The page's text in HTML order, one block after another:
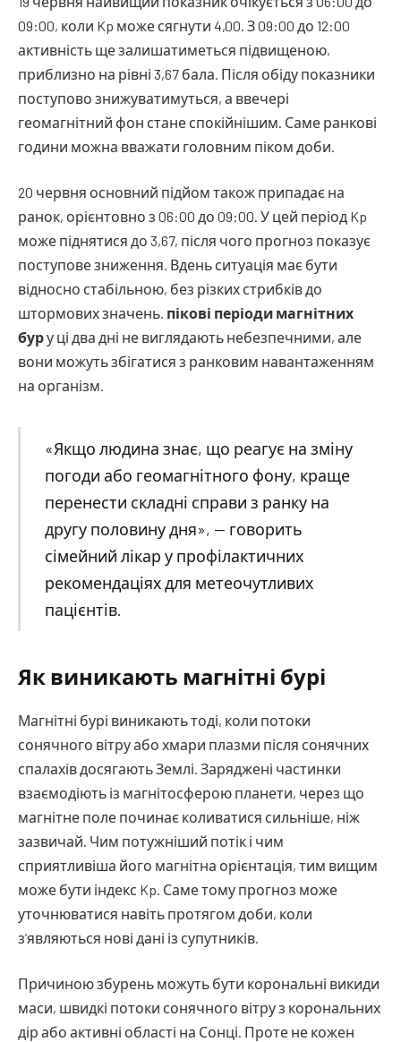
09:00, коли Kp може сягнути 4,00. З 09:00 до 12:00
активність ще залишатиметься підвищеною,
приблизно на рівні 3,67 бала. Після обіду показники
поступово знижуватимуться, а ввечері
геомагнітний фон стане спокійнішим. Саме ранкові
години можна вважати головним піком доби.
20 червня основний підйом також припадає на
ранок, орієнтовно з 06:00 до 09:00. У цей період Kp
може піднятися до 3,67, після чого прогноз показує
поступове зниження. Вдень ситуація має бути
відносно стабільною, без різких стрибків до
штормових значень. пікові періоди магнітних
буру ці два дні не виглядають небезпечними, але
вони можуть збігатися з ранковим навантаженням
на організм.
«Якщо людина знає, що реагує на зміну
погоди або геомагнітного фону, краще
перенести складні справи з ранку на
другу половину дня», — говорить
сімейний лікар у профілактичних
рекомендаціях для метеочутливих
пацієнтів.
Як виникають магнітні бурі
Магнітні бурі виникають тоді, коли потоки
сонячного вітру або хмари плазми після сонячних
спалахів досягають Землі. Заряджені частинки
взаємодіють із магнітосферою планети, через що
магнітне поле починає коливатися сильніше, ніж
зазвичай. Чим потужніший потік і чим
сприятливіша його магнітна орієнтація, тим вищим
може бути індекс Kp. Саме тому прогноз може
уточнюватися навіть протягом доби, коли
з’являються нові дані із супутників.
Причиною збурень можуть бути корональні викиди
маси, швидкі потоки сонячного вітру з корональних
дір або активні області на Сонці. Проте не кожен